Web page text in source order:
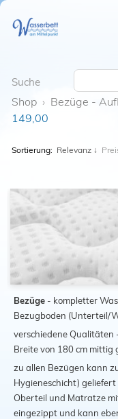
Suche
Shop › Bezüge -
149,00
Sortierung: Relevanz ↓
Bezüge - kompletter
Bezugboden (Unterteil/
verschiedene Qualitäten
Breite von 180 cm mittig
zu allen Bezügen kann
Hygieneschicht)
Oberteil und Matratze
eingezippt und kann